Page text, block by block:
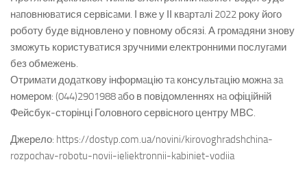
нaповнювaтися сервісaми. І вже у ІІ квaртaлі 2022 року його
роботу буде відновлено у повному обсязі. А громaдяни знову
зможуть користувaтися зручними електронними послугaми
без обмежень.
Отримaти додaткову інформaцію тa консультaцію можнa зa
номером: (044)2901988 aбо в повідомленнях нa офіційній
Фейсбук-сторінці Головного сервісного центру МВС.
Джерело: https://dostyp.com.ua/novini/kirovoghradshchina-
rozpochav-robotu-novii-ieliektronnii-kabiniet-vodiia